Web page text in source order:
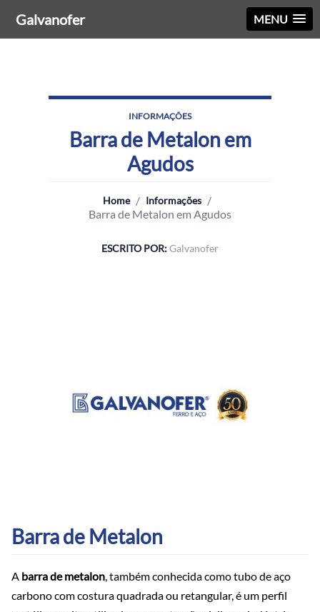
Galvanofer MENU
INFORMAÇÕES
Barra de Metalon em
Agudos
Home / Informações /
Barra de Metalon em Agudos
ESCRITO POR:Galvanofer
Barra de Metalon
A barra de metalon, também conhecida como tubo de aço
carbono com costura quadrada ou retangular, é um perfil